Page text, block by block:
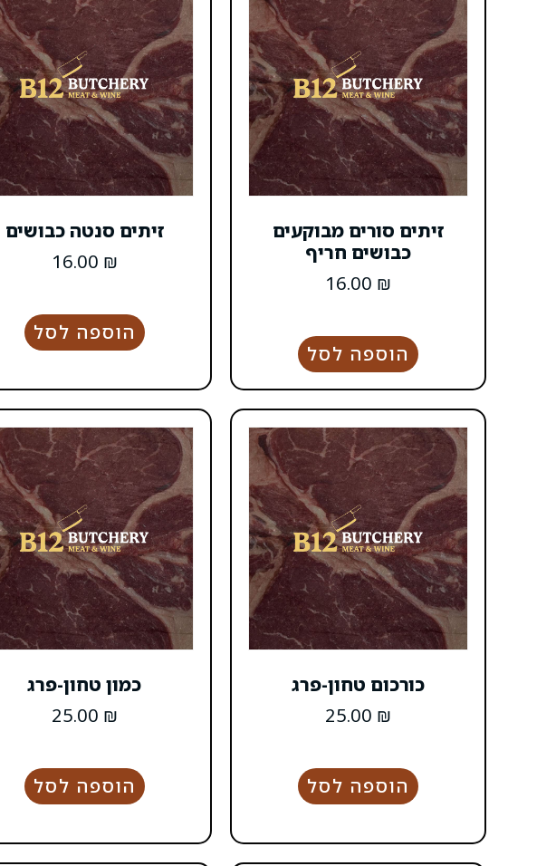
זיתים סורים מבוקעים
כבושים חריף
16.00 ₪
הוספה לסל
זיתים סנטה כבושים
16.00 ₪
הוספה לסל
כורכום טחון-פרג
25.00 ₪
הוספה לסל
כמון טחון-פרג
25.00 ₪
הוספה לסל